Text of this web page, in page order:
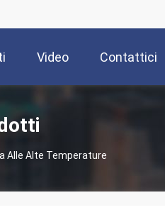
Video Contattici
Alle Alte Temperature